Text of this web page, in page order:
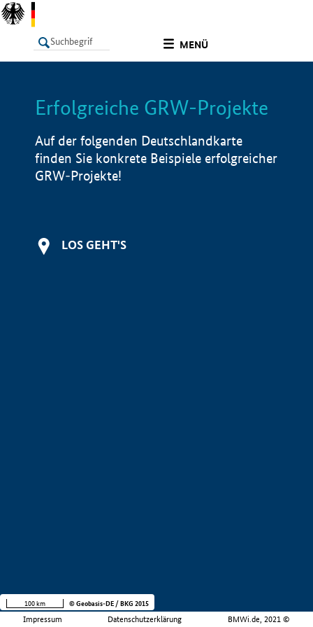
MENÜ
LISTE Info
Erfolgreiche GRW-Projekte
Auf der folgenden Deutschlandkarte
finden Sie konkrete Beispiele erfolgreicher
GRW-Projekte!
LOS GEHT'S
Impressum Datenschutzerklärung BMWi.de, 2021 ©
100 km © Geobasis-DE / BKG 2015